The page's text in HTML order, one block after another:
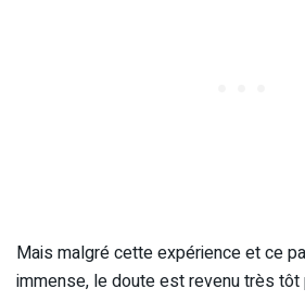
Mais malgré cette expérience et ce
immense, le doute est revenu très tôt